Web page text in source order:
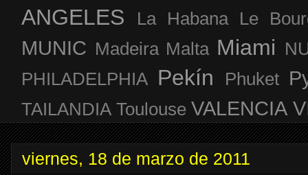
ANGELES La Habana Le
MUNIC Madeira Malta Miami
PHILADELPHIA Pekín Phuket
TAILANDIA Toulouse VALENCIA
viernes, 18 de marzo de 2011